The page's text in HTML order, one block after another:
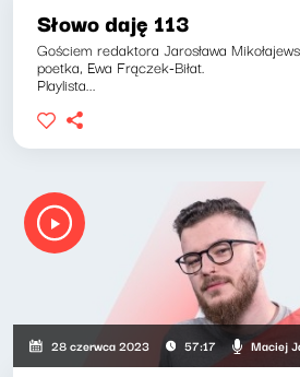
Słowo daję 113
Gościem redaktora Jarosława
poetka, Ewa Frączek-Biłat.
Playlista...
28 czerwca 2023 57:17 Maciej